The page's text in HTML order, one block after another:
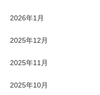
2026年1月
2025年12月
2025年11月
2025年10月